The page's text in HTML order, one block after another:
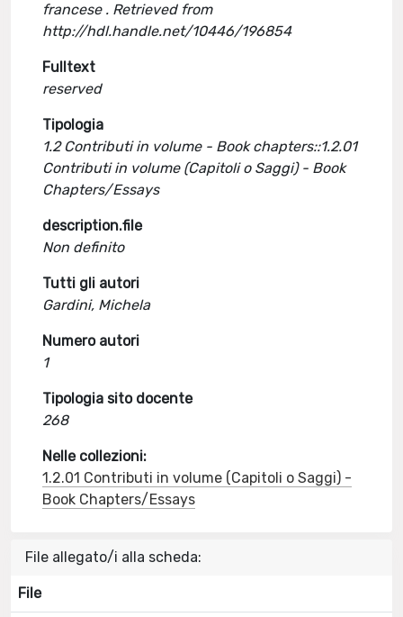
francese . Retrieved from
http://hdl.handle.net/10446/196854
Fulltext
reserved
Tipologia
1.2 Contributi in volume - Book chapters::1.2.01
Contributi in volume (Capitoli o Saggi) - Book
Chapters/Essays
description.file
Non definito
Tutti gli autori
Gardini, Michela
Numero autori
1
Tipologia sito docente
268
Nelle collezioni:
1.2.01 Contributi in volume (Capitoli o Saggi) -
Book Chapters/Essays
File allegato/i alla scheda:
File